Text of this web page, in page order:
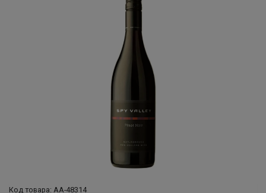
Код товара: АА-48314